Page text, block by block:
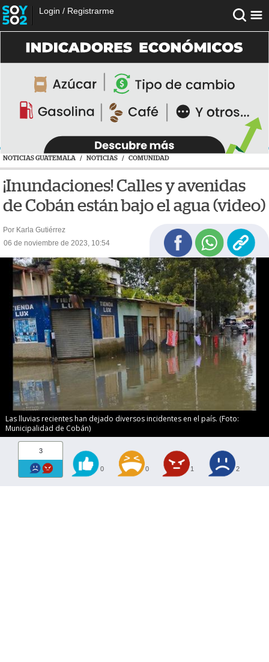
Login / Registrarme
NOTICIAS GUATEMALA / NOTICIAS / COMUNIDAD
¡Inundaciones! Calles y avenidas
de Cobán están bajo el agua (video)
Por Karla Gutiérrez
06 de noviembre de 2023, 10:54
Las lluvias recientes han dejado diversos incidentes en el país. (Foto:
Municipalidad de Cobán)
3
0 0 1 2